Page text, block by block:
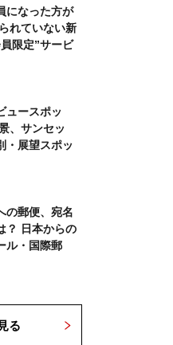
になった方が
れていない新
限定”サービ
ュースポッ
、サンセッ
・展望スポッ
の郵便、宛名
？ 日本からの
ル・国際郵
る